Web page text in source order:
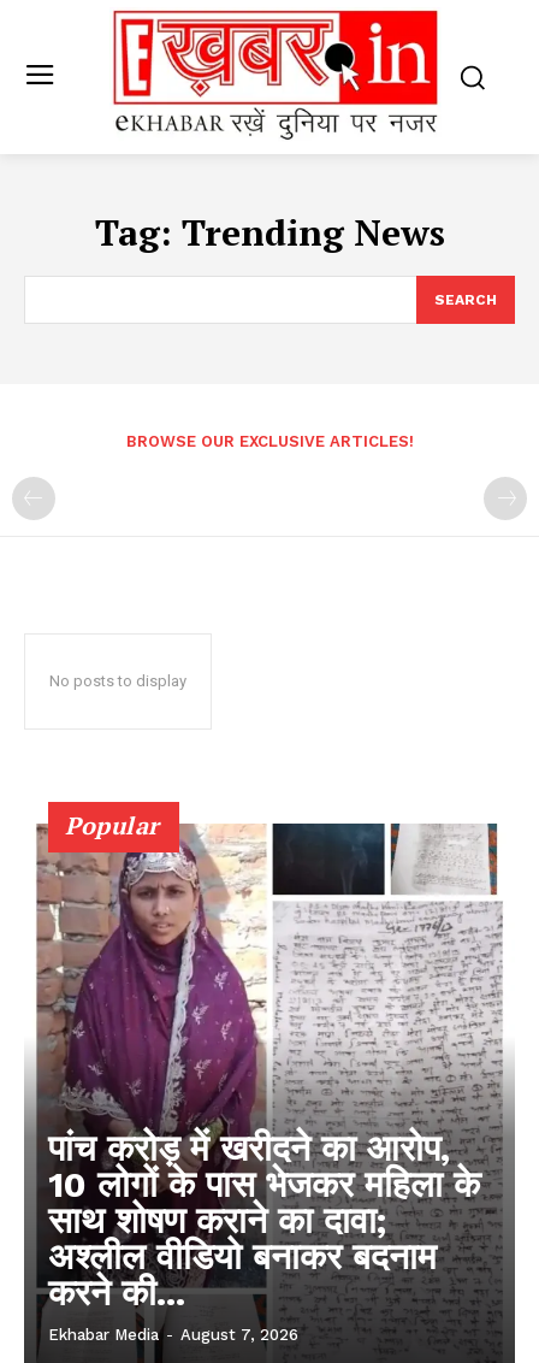
Tag: Trending News
SEARCH
BROWSE OUR EXCLUSIVE ARTICLES!
No posts to display
Popular
पांच करोड़ में खरीदने का आरोप,
10 लोगों के पास भेजकर महिला के
साथ शोषण कराने का दावा;
अश्लील वीडियो बनाकर बदनाम
करने की...
Ekhabar Media - August 7, 2026